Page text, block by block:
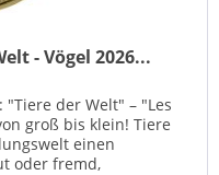
- Vögel 2026...
der Welt" – "Les
groß bis klein! Tiere
einen
oder fremd,